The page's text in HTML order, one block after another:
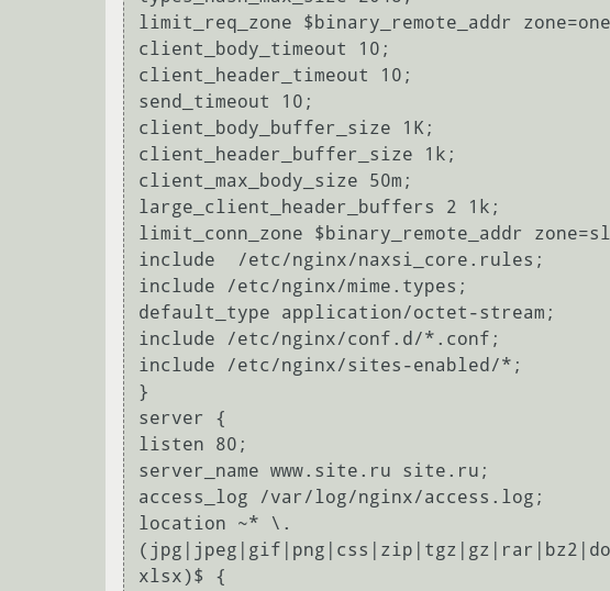
limit_req_zone $binary_remote_addr
client_body_timeout 10;
client_header_timeout 10;
send_timeout 10;
client_body_buffer_size 1K;
client_header_buffer_size 1k;
client_max_body_size 50m;
large_client_header_buffers 2 1k;
limit_conn_zone $binary_remote_addr
include  /etc/nginx/naxsi_core.rules;
include /etc/nginx/mime.types;
default_type application/octet-stream;
include /etc/nginx/conf.d/*.conf;
include /etc/nginx/sites-enabled/*;
}
server {
listen 80;
server_name www.site.ru site.ru;
access_log /var/log/nginx/access.log;
location ~* \.
xlsx)$ {